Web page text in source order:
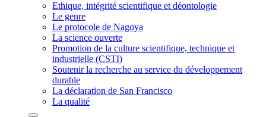
Ethique, intégrité scientifique et déontologie
Le genre
Le protocole de Nagoya
La science ouverte
Promotion de la culture scientifique, technique et
industrielle (CSTI)
Soutenir la recherche au service du développement
durable
La déclaration de San Francisco
La qualité